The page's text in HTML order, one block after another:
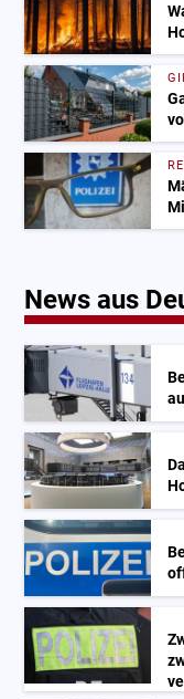
News aus